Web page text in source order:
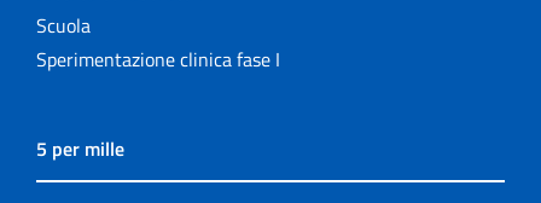
Scuola
Sperimentazione clinica fase I
5 per mille